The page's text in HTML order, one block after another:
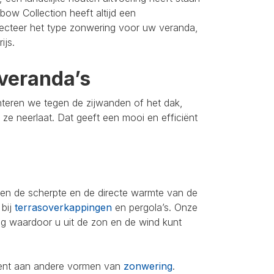
Collection heeft altijd een
het type zonwering voor uw veranda,
we tegen de zijwanden of het dak,
neerlaat. Dat geeft een mooi en efficiënt
de scherpte en de directe warmte van de
terrasoverkappingen en pergola’s. Onze
waardoor u uit de zon en de wind kunt
aan andere vormen van zonwering.